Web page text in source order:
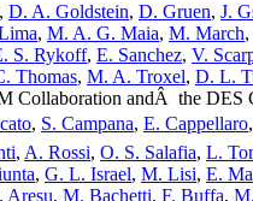
, D. A. Goldstein, D. Gruen, J.
, M. A. G. Maia, M. March,
S. Rykoff, E. Sanchez, V.
Thomas, M. A. Troxel, D. L.
Collaboration andÂ the DES
, S. Campana, E. Cappellaro,
, A. Rossi, O. S. Salafia, L.
, G. L. Israel, M. Lisi, E.
Aresu, M. Bachetti, F. Buffa,